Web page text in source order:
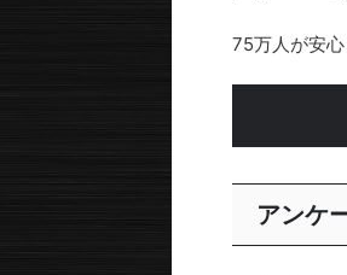
75万人が安心
アンケ